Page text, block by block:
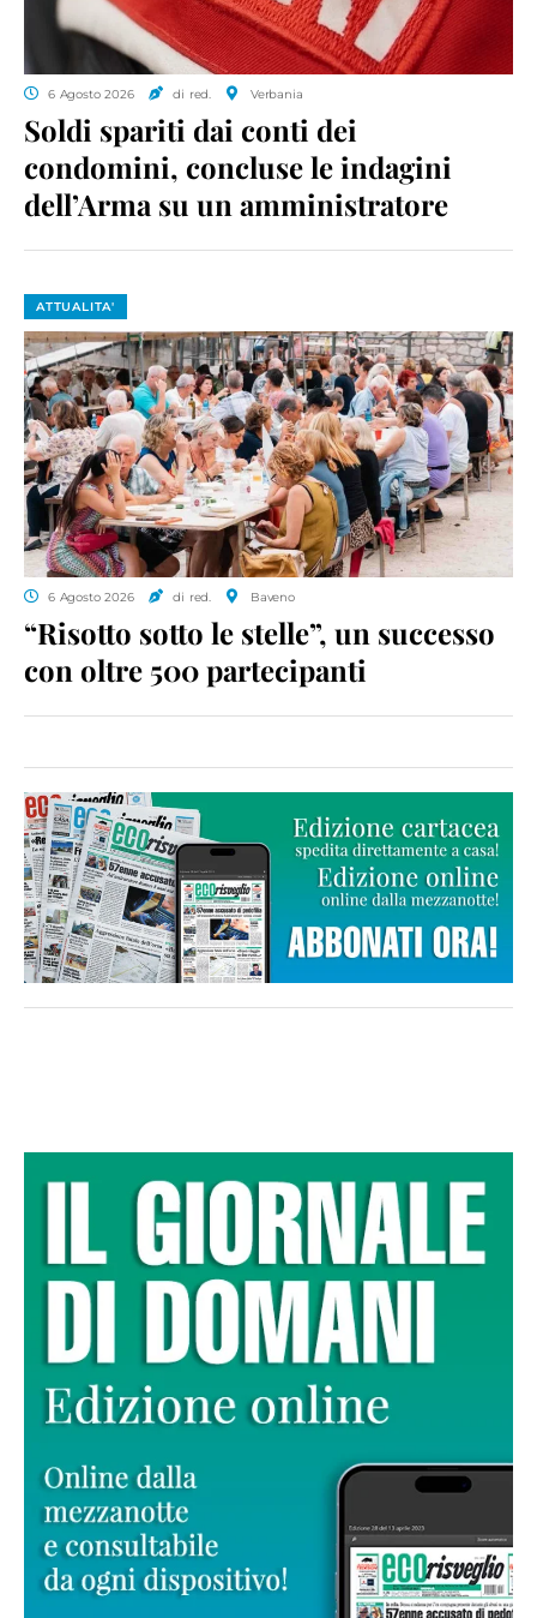
6 Agosto 2026 di red. Verbania
Soldi spariti dai conti dei
condomini, concluse le indagini
dell’Arma su un amministratore
ATTUALITA'
6 Agosto 2026 di red. Baveno
“Risotto sotto le stelle”, un successo
con oltre 500 partecipanti